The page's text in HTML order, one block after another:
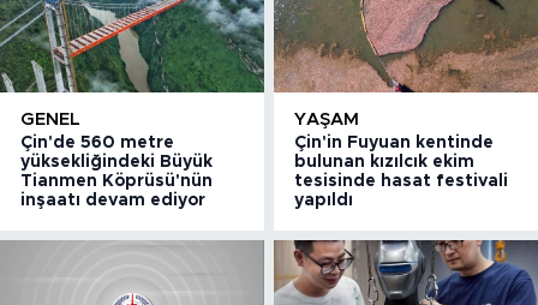
GENEL
Çin'de 560 metre
yüksekliğindeki Büyük
Tianmen Köprüsü'nün
inşaatı devam ediyor
YAŞAM
Çin'in Fuyuan kentinde
bulunan kızılcık ekim
tesisinde hasat festivali
yapıldı